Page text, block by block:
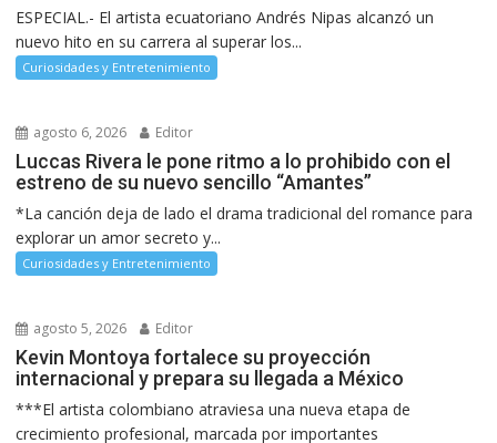
ESPECIAL.- El artista ecuatoriano Andrés Nipas alcanzó un
nuevo hito en su carrera al superar los...
Curiosidades y Entretenimiento
agosto 6, 2026 Editor
Luccas Rivera le pone ritmo a lo prohibido con el
estreno de su nuevo sencillo “Amantes”
*La canción deja de lado el drama tradicional del romance para
explorar un amor secreto y...
Curiosidades y Entretenimiento
agosto 5, 2026 Editor
Kevin Montoya fortalece su proyección
internacional y prepara su llegada a México
***El artista colombiano atraviesa una nueva etapa de
crecimiento profesional, marcada por importantes